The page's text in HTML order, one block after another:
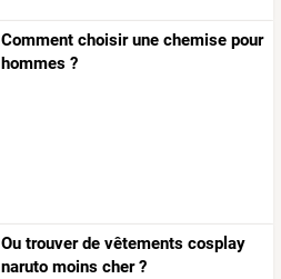
Comment choisir une chemise pour
hommes ?
Ou trouver de vêtements cosplay
naruto moins cher ?